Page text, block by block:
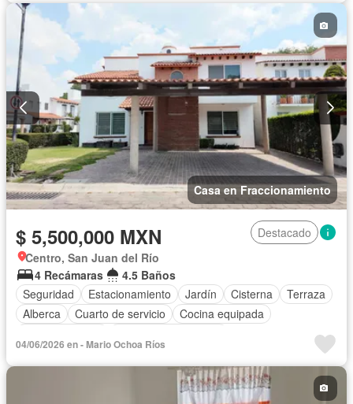
Recámara con closet
Permite niños
Solo familias
Sin amueblar
Casa en Fraccionamiento
$ 5,500,000 MXN
Destacado
Centro, San Juan del Río
4 Recámaras
4.5 Baños
Seguridad
Estacionamiento Jardín Cisterna
Terraza
Alberca
Cuarto de servicio
Cocina equipada
Caseta de vigilancia
Permite mascotas
04/06/2026 en - Mario Ochoa Ríos